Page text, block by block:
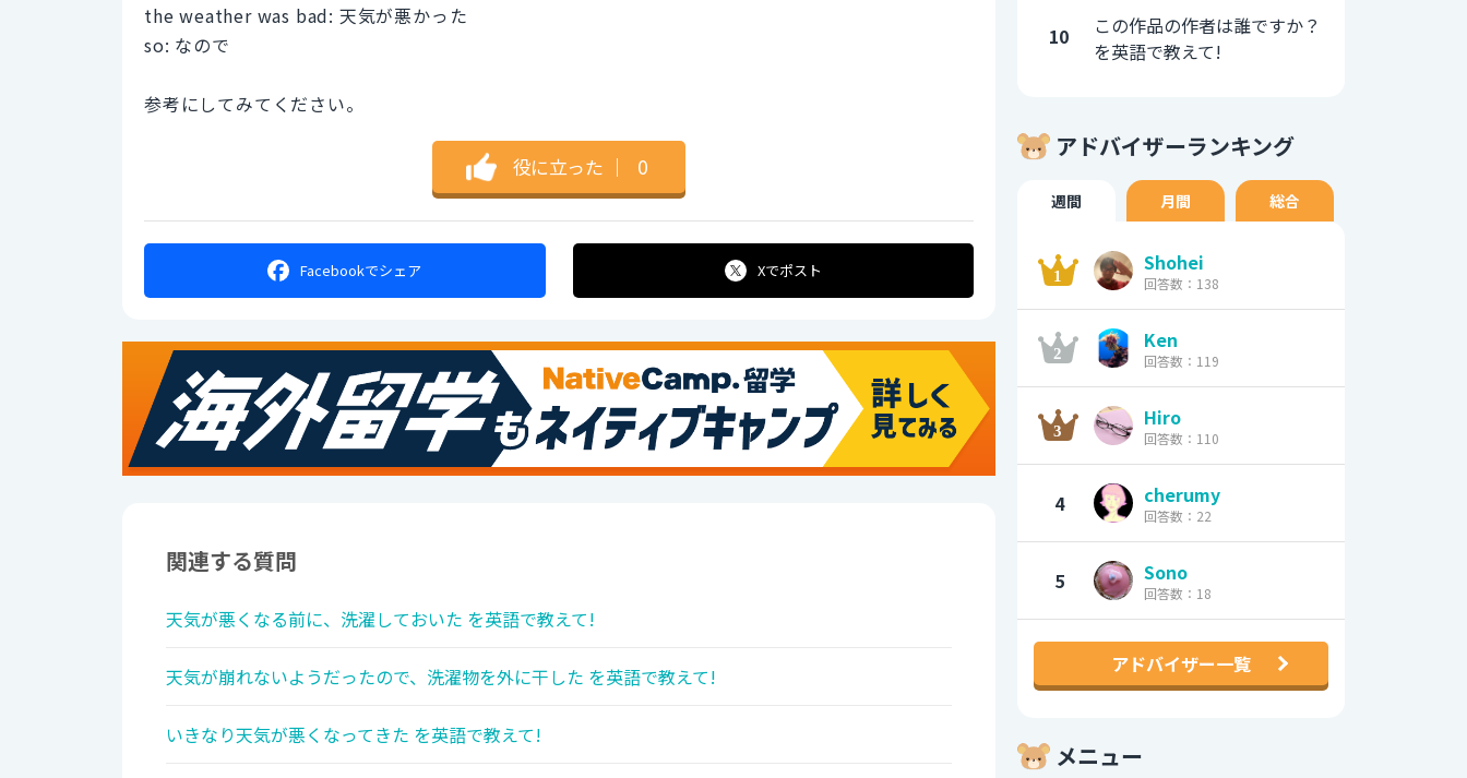
the weather was bad: 天気が悪かった
so: なので
参考にしてみてください。
役に立った ｜ 0
Facebookでシェア Xでポスト
関連する質問
天気が悪くなる前に、洗濯しておいた を英語で教えて!
天気が崩れないようだったので、洗濯物を外に干した を英語で教えて!
いきなり天気が悪くなってきた を英語で教えて!
10
この作品の作者は誰ですか？
を英語で教えて!
アドバイザーランキング
週間 月間 総合
Shohei
回答数：138
Ken
回答数：119
Hiro
回答数：110
4 cherumy
回答数：22
5 Sono
回答数：18
アドバイザー一覧
メニュー